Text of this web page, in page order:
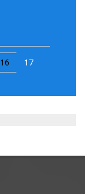
16 17